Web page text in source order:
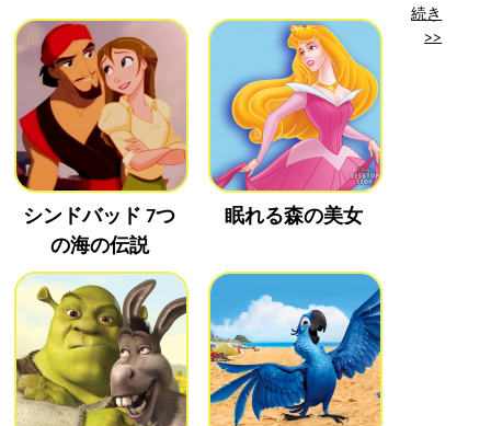
シンドバッド 7つ
の海の伝説
眠れる森の美女
続き
>>